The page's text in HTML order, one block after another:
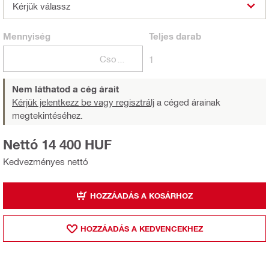
Kérjük válassz
Mennyiség Teljesdarab
1
Nem láthatod a cég árait
Kérjük jelentkezz be vagy regisztrálj a céged árainak
megtekintéséhez.
Kedvezményes nettó
Nettó 14 400 HUF
HOZZÁADÁS A KOSÁRHOZ
HOZZÁADÁS A KEDVENCEKHEZ